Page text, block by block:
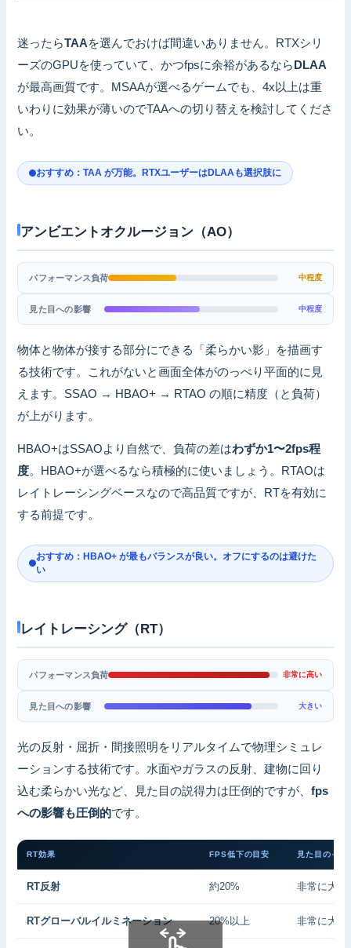
迷ったらTAAを選んでおけば間違いありません。RTXシリ
ーズのGPUを使っていて、かつfpsに余裕があるならDLAA
が最高画質です。MSAAが選べるゲームでも、4x以上は重
いわりに効果が薄いのでTAAへの切り替えを検討してくださ
い。
おすすめ：TAA が万能。RTXユーザーはDLAAも選択肢に
アンビエントオクルージョン（AO）
パフォーマンス負荷 中程度
見た目への影響 中程度
物体と物体が接する部分にできる「柔らかい影」を描画す
る技術です。これがないと画面全体がのっぺり平面的に見
えます。SSAO → HBAO+ → RTAO の順に精度（と負荷）
が上がります。
HBAO+はSSAOより自然で、負荷の差はわずか1〜2fps程
度。HBAO+が選べるなら積極的に使いましょう。RTAOは
レイトレーシングベースなので高品質ですが、RTを有効に
する前提です。
おすすめ：HBAO+ が最もバランスが良い。オフにするのは避けた
い
レイトレーシング（RT）
パフォーマンス負荷 非常に高い
見た目への影響 大きい
光の反射・屈折・間接照明をリアルタイムで物理シミュレ
ーションする技術です。水面やガラスの反射、建物に回り
込む柔らかい光など、見た目の説得力は圧倒的ですが、fps
への影響も圧倒的です。
RT効果 FPS低下の目安 見た目のイン
RT反射 約20% 非常に大
RTグローバルイルミネーション 20%以上 非常に大